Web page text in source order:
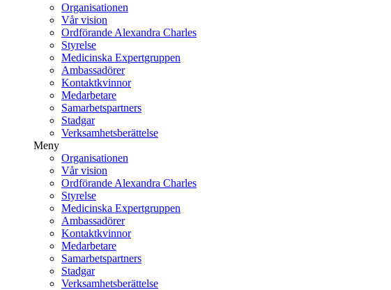
Organisationen
Vår vision
Ordförande Alexandra Charles
Styrelse
Medicinska Expertgruppen
Ambassadörer
Kontaktkvinnor
Medarbetare
Samarbetspartners
Stadgar
Verksamhetsberättelse
Meny
Organisationen
Vår vision
Ordförande Alexandra Charles
Styrelse
Medicinska Expertgruppen
Ambassadörer
Kontaktkvinnor
Medarbetare
Samarbetspartners
Stadgar
Verksamhetsberättelse